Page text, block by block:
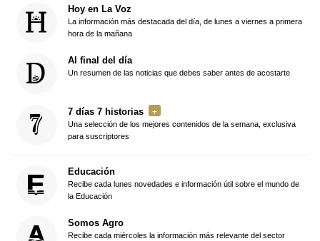
Hoy en La Voz
La información más destacada del día, de lunes a viernes a primera
hora de la mañana
Al final del día
Un resumen de las noticias que debes saber antes de acostarte
7 días 7 historias
Una selección de los mejores contenidos de la semana, exclusiva
para suscriptores
Educación
Recibe cada lunes novedades e información útil sobre el mundo de
la Educación
Somos Agro
Recibe cada miércoles la información más relevante del sector